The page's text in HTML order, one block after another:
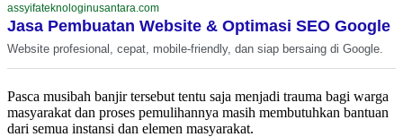
assyifateknologinusantara.com
Jasa Pembuatan Website & Optimasi SEO Google
Website profesional, cepat, mobile-friendly, dan siap bersaing di Google.
Pasca musibah banjir tersebut tentu saja menjadi trauma bagi warga
masyarakat dan proses pemulihannya masih membutuhkan bantuan
dari semua instansi dan elemen masyarakat.